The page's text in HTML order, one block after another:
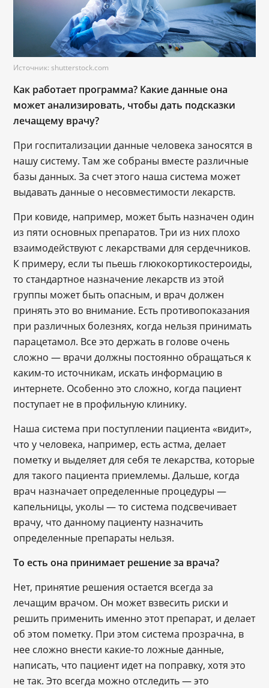
Источник: shutterstock.com
Как работает программа? Какие данные она
может анализировать, чтобы дать подсказки
лечащему врачу?
При госпитализации данные человека заносятся в
нашу систему. Там же собраны вместе различные
базы данных. За счет этого наша система может
выдавать данные о несовместимости лекарств.
При ковиде, например, может быть назначен один
из пяти основных препаратов. Три из них плохо
взаимодействуют с лекарствами для сердечников.
К примеру, если ты пьешь глюкокортикостероиды,
то стандартное назначение лекарств из этой
группы может быть опасным, и врач должен
принять это во внимание. Есть противопоказания
при различных болезнях, когда нельзя принимать
парацетамол. Все это держать в голове очень
сложно — врачи должны постоянно обращаться к
каким-то источникам, искать информацию в
интернете. Особенно это сложно, когда пациент
поступает не в профильную клинику.
Наша система при поступлении пациента «видит»,
что у человека, например, есть астма, делает
пометку и выделяет для себя те лекарства, которые
для такого пациента приемлемы. Дальше, когда
врач назначает определенные процедуры —
капельницы, уколы — то система подсвечивает
врачу, что данному пациенту назначить
определенные препараты нельзя.
То есть она принимает решение за врача?
Нет, принятие решения остается всегда за
лечащим врачом. Он может взвесить риски и
решить применить именно этот препарат, и делает
об этом пометку. При этом система прозрачна, в
нее сложно внести какие-то ложные данные,
написать, что пациент идет на поправку, хотя это
не так. Это всегда можно отследить — это